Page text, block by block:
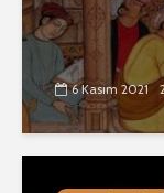
6 Kasım 2021